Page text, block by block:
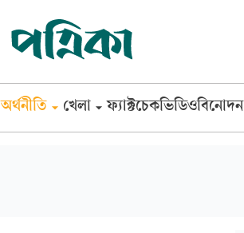
অর্থনীতি খেলা ফ্যাক্টচেকভিডিওবিনোদন